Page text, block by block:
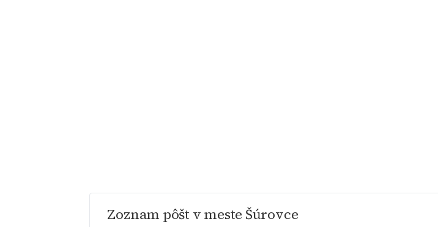
Zoznam pôšt v meste Šúrovce